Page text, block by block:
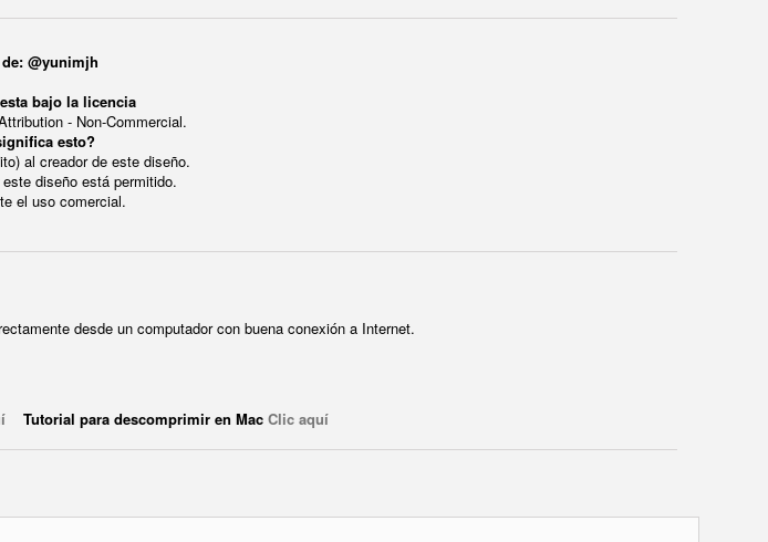
@yunimjh
bajo la licencia
- Non-Commercial.
esto?
al creador de este diseño.
diseño está permitido.
el uso comercial.
desde un computador con buena conexión a Internet.
Tutorial para descomprimir en Mac Clic aquí